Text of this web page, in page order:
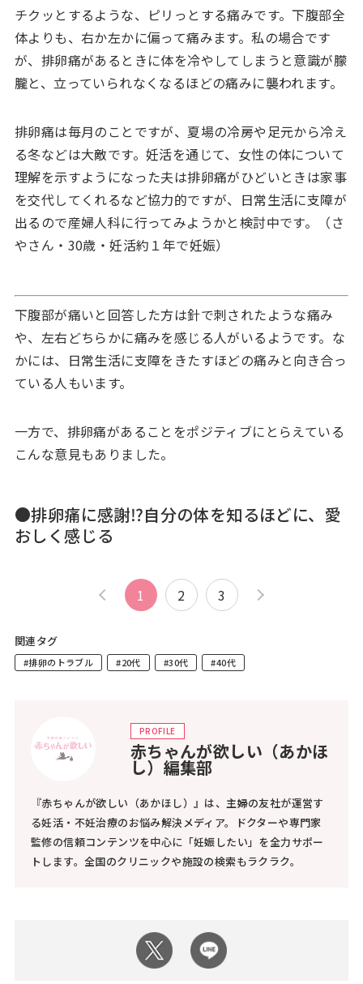
チクッとするような、ピリっとする痛みです。下腹部全
体よりも、右か左かに偏って痛みます。私の場合です
が、排卵痛があるときに体を冷やしてしまうと意識が朦
朧と、立っていられなくなるほどの痛みに襲われます。
排卵痛は毎月のことですが、夏場の冷房や足元から冷え
る冬などは大敵です。妊活を通じて、女性の体について
理解を示すようになった夫は排卵痛がひどいときは家事
を交代してくれるなど協力的ですが、日常生活に支障が
出るので産婦人科に行ってみようかと検討中です。（さ
やさん・30歳・妊活約１年で妊娠）
下腹部が痛いと回答した方は針で刺されたような痛み
や、左右どちらかに痛みを感じる人がいるようです。な
かには、日常生活に支障をきたすほどの痛みと向き合っ
ている人もいます。
一方で、排卵痛があることをポジティブにとらえている
こんな意見もありました。
●排卵痛に感謝⁉︎自分の体を知るほどに、愛
おしく感じる
1 2 3
関連タグ
#排卵のトラブル #20代 #30代 #40代
PROFILE
赤ちゃんが欲しい（あかほ
し）編集部
『赤ちゃんが欲しい（あかほし）』は、主婦の友社が運営す
る妊活・不妊治療のお悩み解決メディア。ドクターや専門家
監修の信頼コンテンツを中心に「妊娠したい」を全力サポー
トします。全国のクリニックや施設の検索もラクラク。